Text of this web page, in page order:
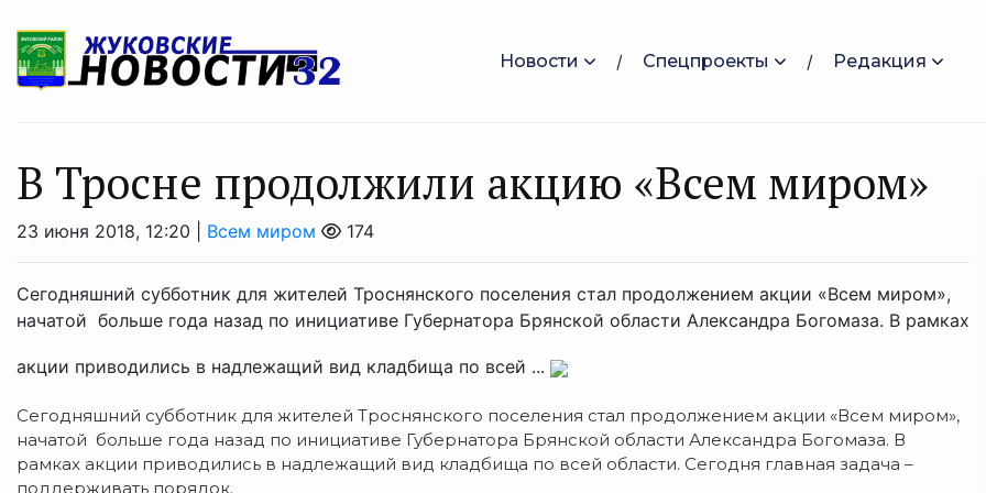
Новости Спецпроекты Редакция
В Тросне продолжили акцию «Всем миром»
23 июня 2018, 12:20 | Всем миром 174
Сегодняшний субботник для жителей Троснянского поселения стал продолжением акции «Всем миром»,
начатой больше года назад по инициативе Губернатора Брянской области Александра Богомаза. В рамках
акции приводились в надлежащий вид кладбища по всей ...
Сегодняшний субботник для жителей Троснянского поселения стал продолжением акции «Всем миром»,
начатой больше года назад по инициативе Губернатора Брянской области Александра Богомаза. В
рамках акции приводились в надлежащий вид кладбища по всей области. Сегодня главная задача –
поддерживать порядок.